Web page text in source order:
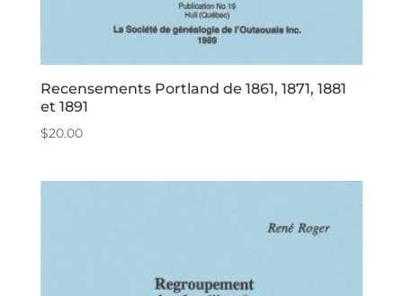
Recensements Portland de 1861, 1871, 1881
et 1891
$20.00